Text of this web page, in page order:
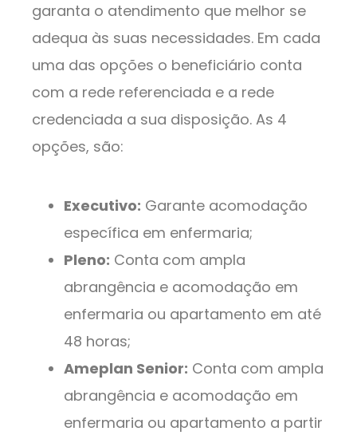
garanta o atendimento que melhor se
adequa às suas necessidades. Em cada
uma das opções o beneficiário conta
com a rede referenciada e a rede
credenciada a sua disposição. As 4
opções, são:
Executivo: Garante acomodação
específica em enfermaria;
Pleno: Conta com ampla
abrangência e acomodação em
enfermaria ou apartamento em até
48 horas;
Ameplan Senior: Conta com ampla
abrangência e acomodação em
enfermaria ou apartamento a partir